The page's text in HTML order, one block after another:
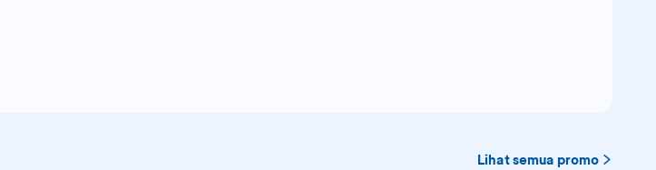
Lihat semua promo